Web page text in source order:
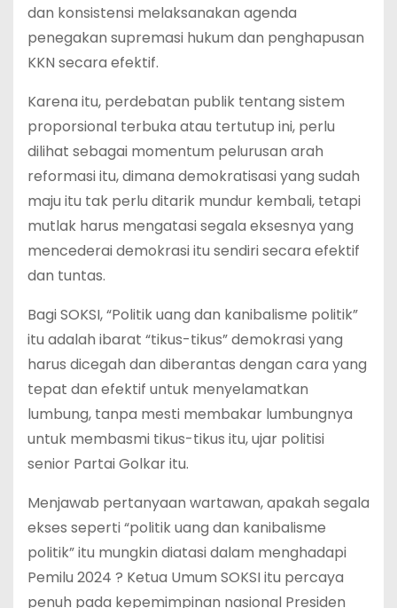
dan konsistensi melaksanakan agenda
penegakan supremasi hukum dan penghapusan
KKN secara efektif.
Karena itu, perdebatan publik tentang sistem
proporsional terbuka atau tertutup ini, perlu
dilihat sebagai momentum pelurusan arah
reformasi itu, dimana demokratisasi yang sudah
maju itu tak perlu ditarik mundur kembali, tetapi
mutlak harus mengatasi segala eksesnya yang
mencederai demokrasi itu sendiri secara efektif
dan tuntas.
Bagi SOKSI, “Politik uang dan kanibalisme politik”
itu adalah ibarat “tikus-tikus” demokrasi yang
harus dicegah dan diberantas dengan cara yang
tepat dan efektif untuk menyelamatkan
lumbung, tanpa mesti membakar lumbungnya
untuk membasmi tikus-tikus itu, ujar politisi
senior Partai Golkar itu.
Menjawab pertanyaan wartawan, apakah segala
ekses seperti “politik uang dan kanibalisme
politik” itu mungkin diatasi dalam menghadapi
Pemilu 2024 ? Ketua Umum SOKSI itu percaya
penuh pada kepemimpinan nasional Presiden